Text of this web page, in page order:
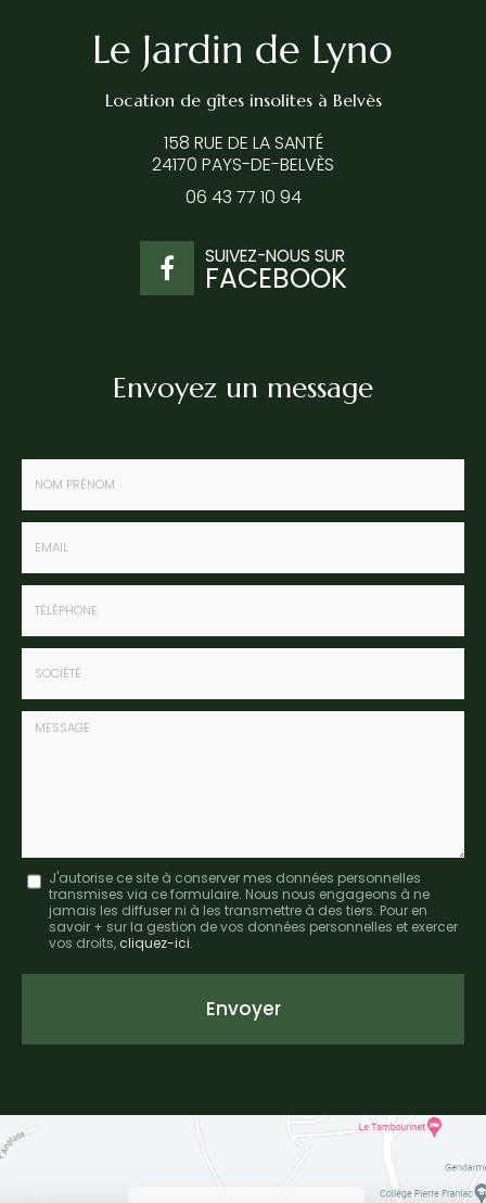
Location de gîtes insolites à Belvès
158 RUE DE LA SANTÉ
24170 PAYS-DE-BELVÈS
06 43 77 10 94
SUIVEZ-NOUS SUR
FACEBOOK
Envoyez un message
Nom
Prénom
*
Email
*
Tél.
*
Société
Message
J'autorise ce site à conserver mes données personnelles
transmises via ce formulaire. Nous nous engageons à ne
jamais les diffuser ni à les transmettre à des tiers. Pour en
savoir + sur la gestion de vos données personnelles et exercer
vos droits, cliquez-ici.
Acceptation
Envoyer